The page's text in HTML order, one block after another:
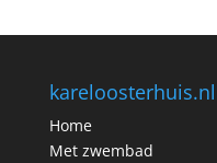
kareloosterhuis.nl
Home
Met zwembad